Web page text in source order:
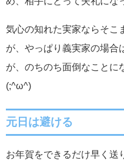
気心の知れた実家ならそこ
が、やっぱり義実家の場合
が、のちのち面倒なことに
(;^ω^)
元日は避ける
お年賀をできるだけ早く送